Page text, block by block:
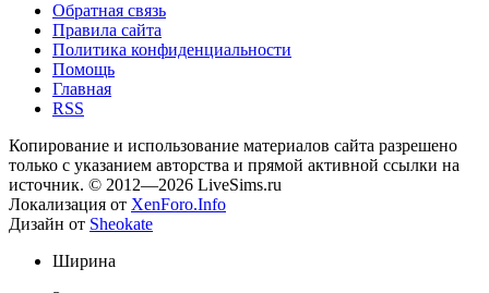
Обратная связь
Правила сайта
Политика конфиденциальности
Помощь
Главная
RSS
Копирование и использование материалов сайта разрешено
только с указанием авторства и прямой активной ссылки на
источник. © 2012—2026 LiveSims.ru
Локализация от XenForo.Info
Дизайн от Sheokate
Ширина